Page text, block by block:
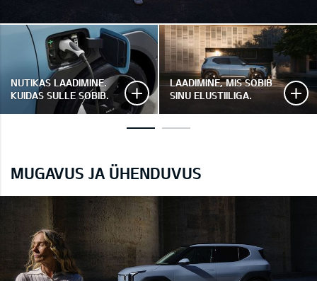
NUTIKAS LAADIMINE.
KUIDAS SULLE SOBIB.
LAADIMINE, MIS SOBIB
SINU ELUSTIILIGA.
MUGAVUS JA ÜHENDUVUS